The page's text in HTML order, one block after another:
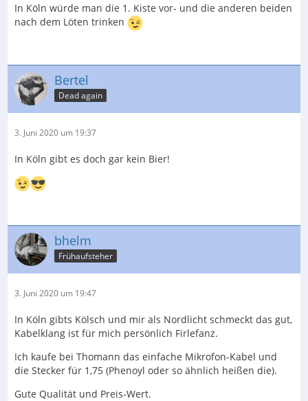
In Köln würde man die 1. Kiste vor- und die anderen beiden
nach dem Löten trinken
Bertel
Dead again
3. Juni 2020 um 19:37
In Köln gibt es doch gar kein Bier!
bhelm
Frühaufsteher
3. Juni 2020 um 19:47
In Köln gibts Kölsch und mir als Nordlicht schmeckt das gut,
Kabelklang ist für mich persönlich Firlefanz.
Ich kaufe bei Thomann das einfache Mikrofon-Kabel und
die Stecker für 1,75 (Phenoyl oder so ähnlich heißen die).
Gute Qualität und Preis-Wert.